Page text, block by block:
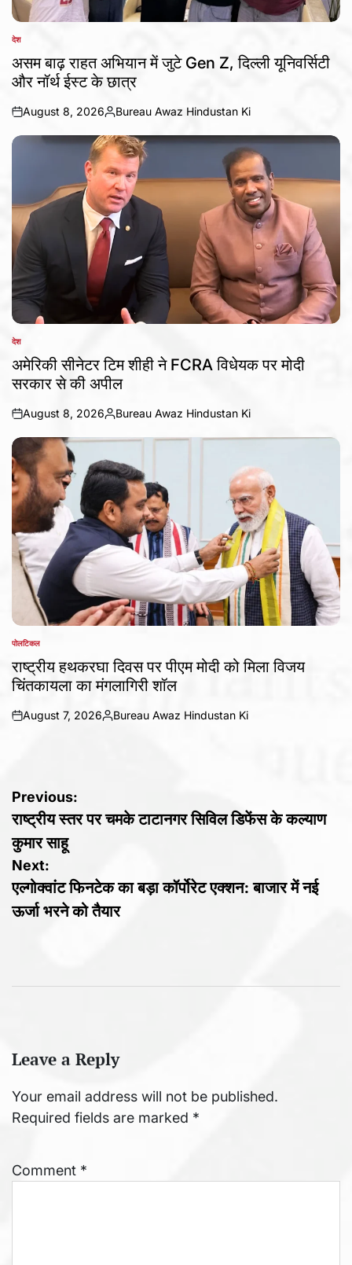
POSTED
देश
असम बाढ़ राहत अभियान में जुटे Gen Z, दिल्ली यूनिवर्सिटी
और नॉर्थ ईस्ट के छात्र
on
August 8, 2026
Posted
by
Bureau Awaz Hindustan Ki
POSTED
देश
अमेरिकी सीनेटर टिम शीही ने FCRA विधेयक पर मोदी
सरकार से की अपील
on
August 8, 2026
Posted
by
Bureau Awaz Hindustan Ki
POSTED
पोलटिकल
राष्ट्रीय हथकरघा दिवस पर पीएम मोदी को मिला विजय
चिंतकायला का मंगलागिरी शॉल
on
August 7, 2026
Posted
Bureau Awaz Hindustan Ki
Post
navigation
Previous:
राष्ट्रीय स्तर पर चमके टाटानगर सिविल डिफेंस के कल्याण
कुमार साहू
Next:
एल्गोक्वांट फिनटेक का बड़ा कॉर्पोरेट एक्शन: बाजार में नई
ऊर्जा भरने को तैयार
Leave a Reply
Your email address will not be published.
Required fields are marked *
Comment *